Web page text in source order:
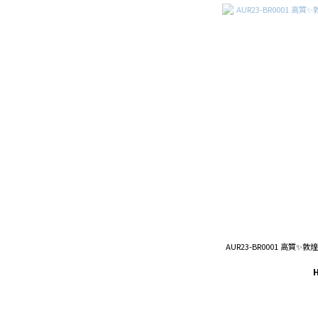
AUR23-BR0001 高質✨敦